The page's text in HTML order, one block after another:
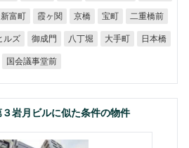
新富町 霞ヶ関 京橋 宝町 二重橋前
ルズ 御成門 八丁堀 大手町 日本橋
国会議事堂前
岩月ビルに似た条件の物件